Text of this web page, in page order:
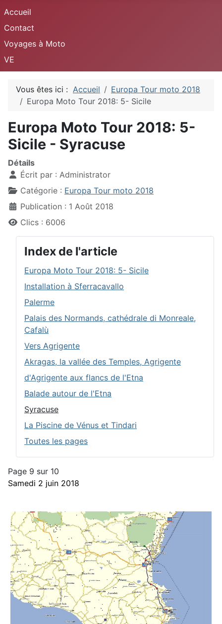
Accueil
Contact
Voyages à Moto
VE
Vous êtes ici : Accueil
Europa Tour moto 2018
Europa Moto Tour 2018: 5- Sicile
Europa Moto Tour 2018: 5-
Sicile - Syracuse
Détails
Écrit par : Administrator
Catégorie : Europa Tour moto 2018
Publication : 1 Août 2018
Clics : 6006
Index de l'article
Europa Moto Tour 2018: 5- Sicile
Installation à Sferracavallo
Palerme
Palais des Normands, cathédrale di Monreale,
Cafalù
Vers Agrigente
Akragas, la vallée des Temples, Agrigente
d'Agrigente aux flancs de l'Etna
Balade autour de l'Etna
Syracuse
La Piscine de Vénus et Tindari
Toutes les pages
Page 9 sur 10
Samedi 2 juin 2018